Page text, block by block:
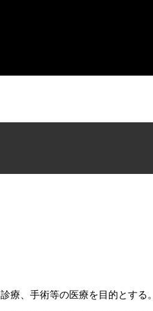
診療、手術等の医療を目的とする。